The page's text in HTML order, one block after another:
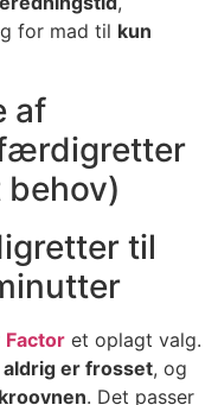
for mad til kun
af
til
Factor et oplagt valg.
er frosset, og
. Det passer